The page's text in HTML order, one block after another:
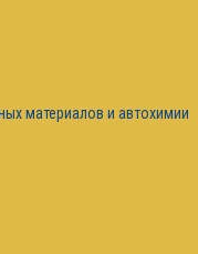
материалов и автохимии